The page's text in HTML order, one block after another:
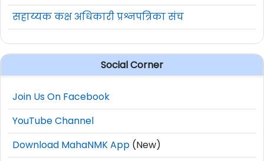
सहाय्यक कक्ष अधिकारी प्रश्नपत्रिका संच
Social Corner
Join Us On Facebook
YouTube Channel
Download MahaNMK App (New)